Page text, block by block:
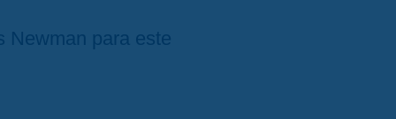
Newman para este